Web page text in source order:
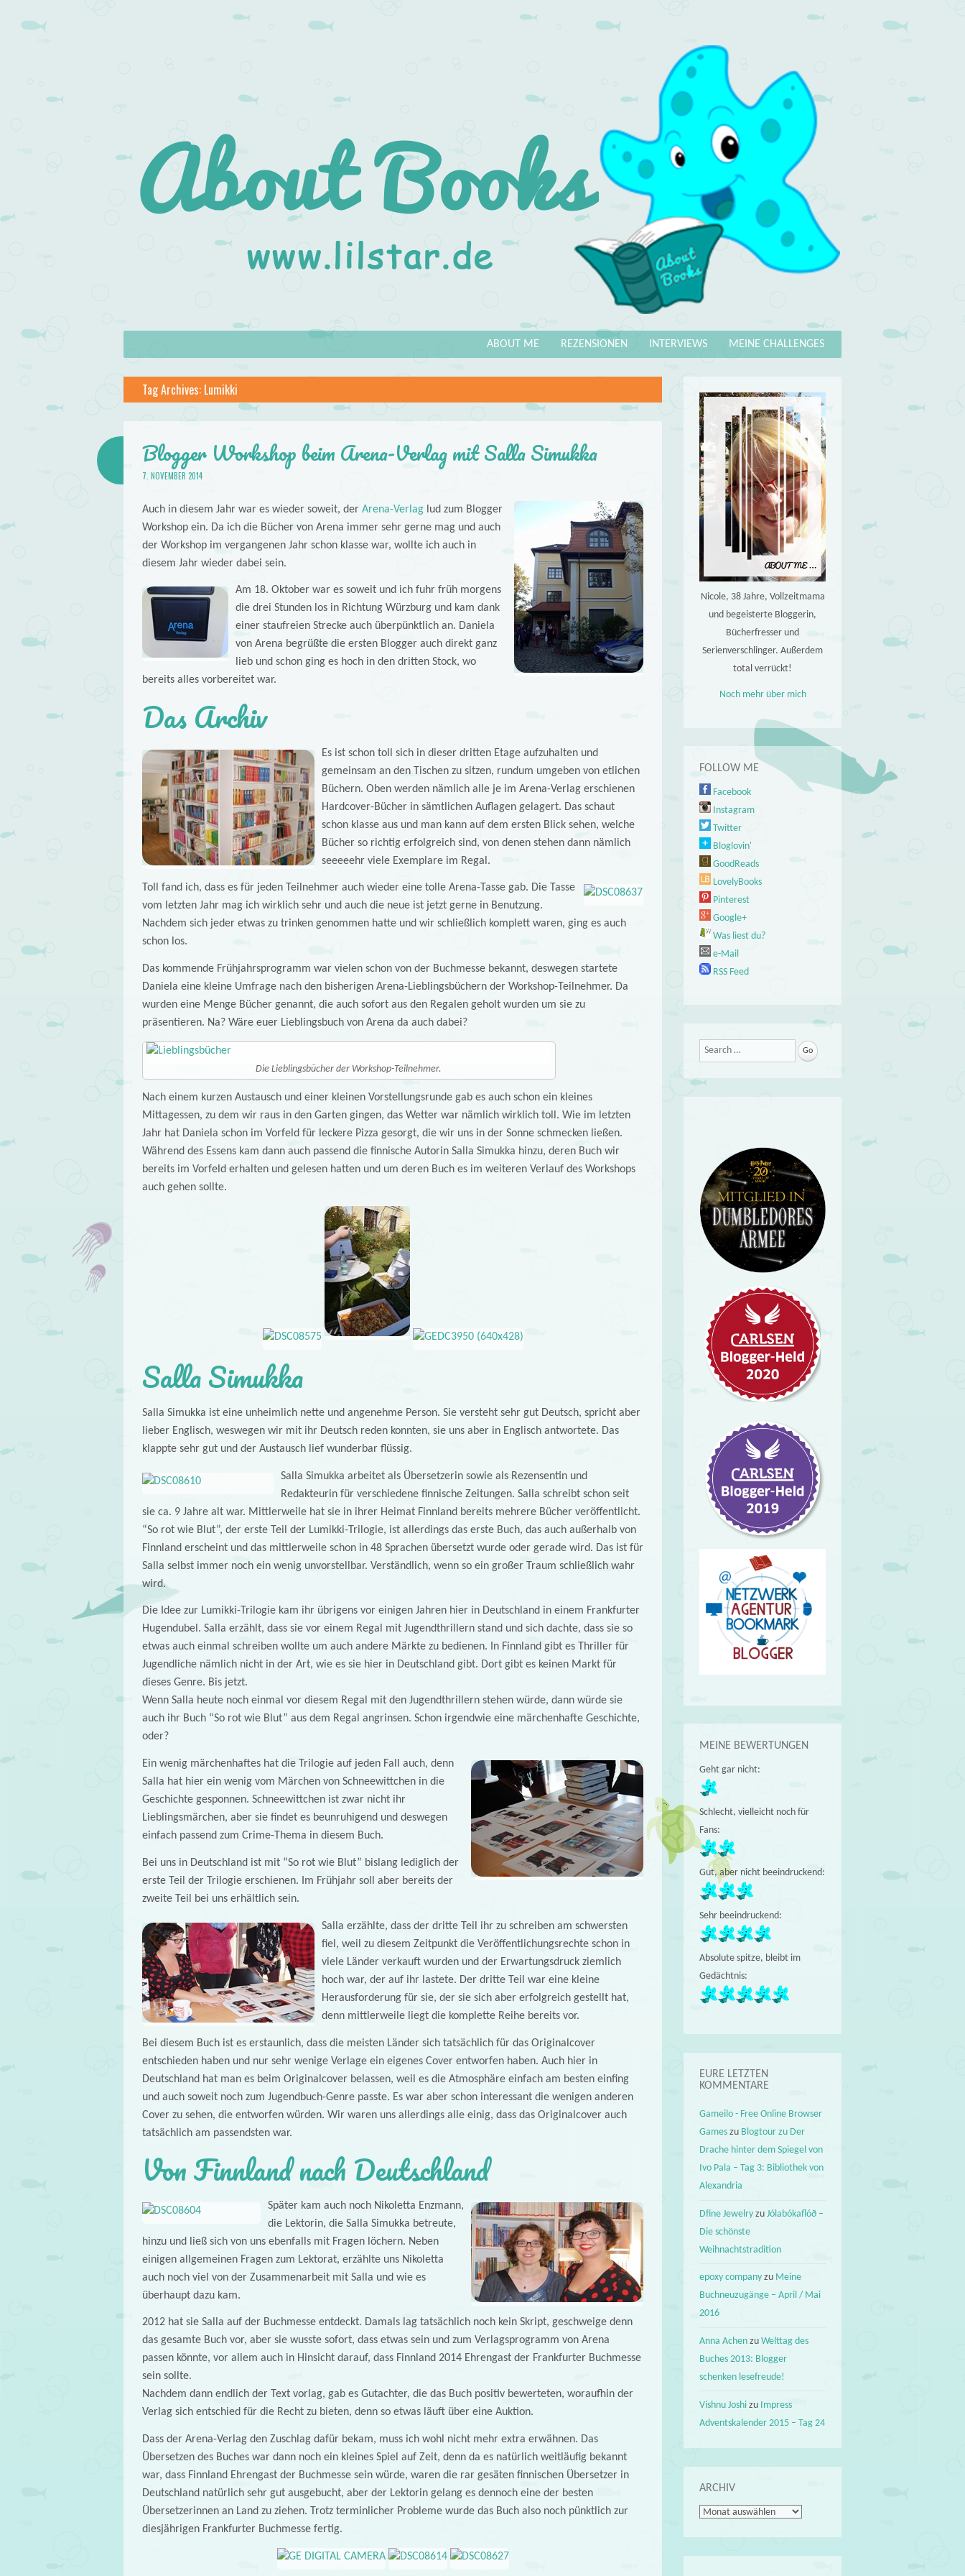
About
Books
Menu MEINE CHALLENGES
INTERVIEWS
REZENSIONEN
ABOUT ME
Tag Archives: Lumikki
Blogger Workshop beim Arena-Verlag mit Salla Simukka
7. NOVEMBER 2014
Auch in diesem Jahr war es wieder soweit, der Arena-Verlag lud zum Blogger
Workshop ein. Da ich die Bücher von Arena immer sehr gerne mag und auch
der Workshop im vergangenen Jahr schon klasse war, wollte ich auch in
diesem Jahr wieder dabei sein.
Am 18. Oktober war es soweit und ich fuhr früh morgens
die drei Stunden los in Richtung Würzburg und kam dank
einer staufreien Strecke auch überpünktlich an. Daniela
von Arena begrüßte die ersten Blogger auch direkt ganz
lieb und schon ging es hoch in den dritten Stock, wo
bereits alles vorbereitet war.
Das Archiv
Es ist schon toll sich in dieser dritten Etage aufzuhalten und
gemeinsam an den Tischen zu sitzen, rundum umgeben von etlichen
Büchern. Oben werden nämlich alle je im Arena-Verlag erschienen
Hardcover-Bücher in sämtlichen Auflagen gelagert. Das schaut
schon klasse aus und man kann auf dem ersten Blick sehen, welche
Bücher so richtig erfolgreich sind, von denen stehen dann nämlich
seeeeehr viele Exemplare im Regal.
Toll fand ich, dass es für jeden Teilnehmer auch wieder eine tolle Arena-Tasse gab. Die Tasse
vom letzten Jahr mag ich wirklich sehr und auch die neue ist jetzt gerne in Benutzung.
Nachdem sich jeder etwas zu trinken genommen hatte und wir schließlich komplett waren, ging es auch
schon los.
Das kommende Frühjahrsprogramm war vielen schon von der Buchmesse bekannt, deswegen startete
Daniela eine kleine Umfrage nach den bisherigen Arena-Lieblingsbüchern der Workshop-Teilnehmer. Da
wurden eine Menge Bücher genannt, die auch sofort aus den Regalen geholt wurden um sie zu
präsentieren. Na? Wäre euer Lieblingsbuch von Arena da auch dabei?
Die Lieblingsbücher der Workshop-Teilnehmer.
Nach einem kurzen Austausch und einer kleinen Vorstellungsrunde gab es auch schon ein kleines
Mittagessen, zu dem wir raus in den Garten gingen, das Wetter war nämlich wirklich toll. Wie im letzten
Jahr hat Daniela schon im Vorfeld für leckere Pizza gesorgt, die wir uns in der Sonne schmecken ließen.
Während des Essens kam dann auch passend die finnische Autorin Salla Simukka hinzu, deren Buch wir
bereits im Vorfeld erhalten und gelesen hatten und um deren Buch es im weiteren Verlauf des Workshops
auch gehen sollte.
Salla Simukka
Salla Simukka ist eine unheimlich nette und angenehme Person. Sie versteht sehr gut Deutsch, spricht aber
lieber Englisch, weswegen wir mit ihr Deutsch reden konnten, sie uns aber in Englisch antwortete. Das
klappte sehr gut und der Austausch lief wunderbar flüssig.
Salla Simukka arbeitet als Übersetzerin sowie als Rezensentin und
Redakteurin für verschiedene finnische Zeitungen. Salla schreibt schon seit
sie ca. 9 Jahre alt war. Mittlerweile hat sie in ihrer Heimat Finnland bereits mehrere Bücher veröffentlicht.
“So rot wie Blut”, der erste Teil der Lumikki-Trilogie, ist allerdings das erste Buch, das auch außerhalb von
Finnland erscheint und das mittlerweile schon in 48 Sprachen übersetzt wurde oder gerade wird. Das ist für
Salla selbst immer noch ein wenig unvorstellbar. Verständlich, wenn so ein großer Traum schließlich wahr
wird.
Die Idee zur Lumikki-Trilogie kam ihr übrigens vor einigen Jahren hier in Deutschland in einem Frankfurter
Hugendubel. Salla erzählt, dass sie vor einem Regal mit Jugendthrillern stand und sich dachte, dass sie so
etwas auch einmal schreiben wollte um auch andere Märkte zu bedienen. In Finnland gibt es Thriller für
Jugendliche nämlich nicht in der Art, wie es sie hier in Deutschland gibt. Dort gibt es keinen Markt für
dieses Genre. Bis jetzt.
Wenn Salla heute noch einmal vor diesem Regal mit den Jugendthrillern stehen würde, dann würde sie
auch ihr Buch “So rot wie Blut” aus dem Regal angrinsen. Schon irgendwie eine märchenhafte Geschichte,
oder?
Ein wenig märchenhaftes hat die Trilogie auf jeden Fall auch, denn
Salla hat hier ein wenig vom Märchen von Schneewittchen in die
Geschichte gesponnen. Schneewittchen ist zwar nicht ihr
Lieblingsmärchen, aber sie findet es beunruhigend und deswegen
einfach passend zum Crime-Thema in diesem Buch.
Bei uns in Deutschland ist mit “So rot wie Blut” bislang lediglich der
erste Teil der Trilogie erschienen. Im Frühjahr soll aber bereits der
zweite Teil bei uns erhältlich sein.
Salla erzählte, dass der dritte Teil ihr zu schreiben am schwersten
fiel, weil zu diesem Zeitpunkt die Veröffentlichungsrechte schon in
viele Länder verkauft wurden und der Erwartungsdruck ziemlich
hoch war, der auf ihr lastete. Der dritte Teil war eine kleine
Herausforderung für sie, der sie sich aber erfolgreich gestellt hat,
denn mittlerweile liegt die komplette Reihe bereits vor.
Bei diesem Buch ist es erstaunlich, dass die meisten Länder sich tatsächlich für das Originalcover
entschieden haben und nur sehr wenige Verlage ein eigenes Cover entworfen haben. Auch hier in
Deutschland hat man es beim Originalcover belassen, weil es die Atmosphäre einfach am besten einfing
und auch soweit noch zum Jugendbuch-Genre passte. Es war aber schon interessant die wenigen anderen
Cover zu sehen, die entworfen würden. Wir waren uns allerdings alle einig, dass das Originalcover auch
tatsächlich am passendsten war.
Von Finnland nach Deutschland
Später kam auch noch Nikoletta Enzmann,
die Lektorin, die Salla Simukka betreute,
hinzu und ließ sich von uns ebenfalls mit Fragen löchern. Neben
einigen allgemeinen Fragen zum Lektorat, erzählte uns Nikoletta
auch noch viel von der Zusammenarbeit mit Salla und wie es
überhaupt dazu kam.
2012 hat sie Salla auf der Buchmesse entdeckt. Damals lag tatsächlich noch kein Skript, geschweige denn
das gesamte Buch vor, aber sie wusste sofort, dass etwas sein und zum Verlagsprogramm von Arena
passen könnte, vor allem auch in Hinsicht darauf, dass Finnland 2014 Ehrengast der Frankfurter Buchmesse
sein sollte.
Nachdem dann endlich der Text vorlag, gab es Gutachter, die das Buch positiv bewerteten, woraufhin der
Verlag sich entschied für die Recht zu bieten, denn so etwas läuft über eine Auktion.
Dass der Arena-Verlag den Zuschlag dafür bekam, muss ich wohl nicht mehr extra erwähnen. Das
Übersetzen des Buches war dann noch ein kleines Spiel auf Zeit, denn da es natürlich weitläufig bekannt
war, dass Finnland Ehrengast der Buchmesse sein würde, waren die rar gesäten finnischen Übersetzer in
Deutschland natürlich sehr gut ausgebucht, aber der Lektorin gelang es dennoch eine der besten
Übersetzerinnen an Land zu ziehen. Trotz terminlicher Probleme wurde das Buch also noch pünktlich zur
diesjährigen Frankfurter Buchmesse fertig.
Nicole, 38 Jahre, Vollzeitmama
und begeisterte Bloggerin,
Bücherfresser und
Serienverschlinger. Außerdem
total verrückt!
Noch mehr über mich
FOLLOW ME
Facebook
Instagram
Twitter
Bloglovin'
GoodReads
LovelyBooks
Pinterest
Google+
Was liest du?
e-Mail
RSS Feed
Search
MEINE BEWERTUNGEN
Geht gar nicht:
Schlecht, vielleicht noch für
Fans:
Gut, aber nicht beeindruckend:
Sehr beeindruckend:
Absolute spitze, bleibt im
Gedächtnis:
EURE LETZTEN
KOMMENTARE
Gameilo - Free Online Browser
Games zu Blogtour zu Der
Drache hinter dem Spiegel von
Ivo Pala – Tag 3: Bibliothek von
Alexandria
Dfine Jewelry zuJólabókaflóð –
Die schönste
Weihnachtstradition
epoxy company zu Meine
Buchneuzugänge – April / Mai
2016
Anna Achen zuWelttag des
Buches 2013: Blogger
schenken lesefreude!
Vishnu Joshi zu Impress
Adventskalender 2015 – Tag 24
ARCHIV
Archiv